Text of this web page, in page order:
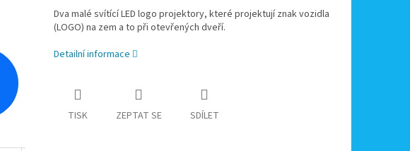
Dva malé svítící LED logo projektory, které projektují znak vozidla
(LOGO) na zem a to při otevřených dveří.
Detailní informace
TISK ZEPTAT SE SDÍLET